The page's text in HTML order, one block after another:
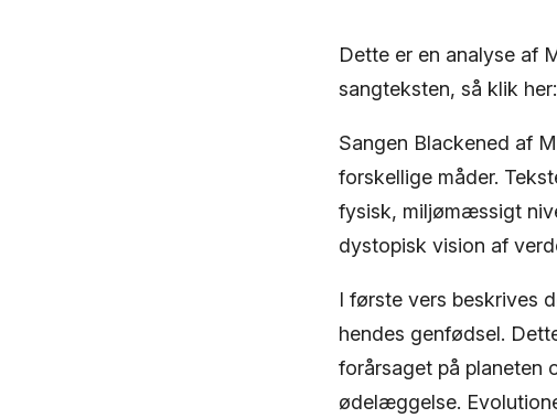
Dette er en analyse af
sangteksten, så klik her:
Sangen Blackened af
forskellige måder.
fysisk, miljømæssigt
dystopisk vision af
I første vers beskrives
hendes genfødsel.
forårsaget på planeten
ødelæggelse.